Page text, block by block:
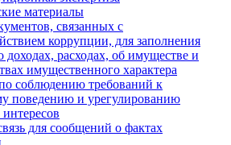
материалы
связанных с
коррупции, для заполнения
доходах, расходах, об имуществе и
имущественного характера
соблюдению требований к
поведению и урегулированию
для сообщений о фактах